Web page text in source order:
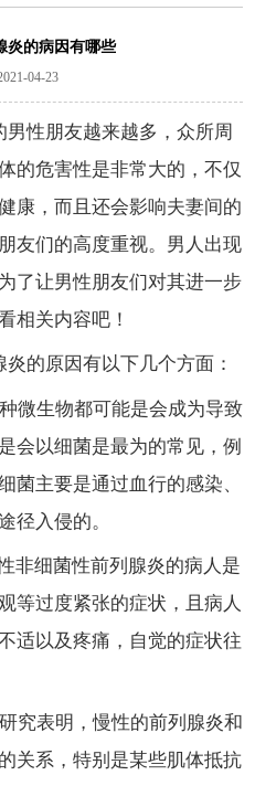
炎的病因有哪些
04-23
性朋友越来越多，众所周
的危害性是非常大的，不仅
康，而且还会影响夫妻间的
友们的高度重视。男人出现
了让男性朋友们对其进一步
相关内容吧！
的原因有以下几个方面：
微生物都可能是会成为导致
会以细菌是最为的常见，例
菌主要是通过血行的感染、
径入侵的。
非细菌性前列腺炎的病人是
等过度紧张的症状，且病人
适以及疼痛，自觉的症状往
究表明，慢性的前列腺炎和
关系，特别是某些肌体抵抗